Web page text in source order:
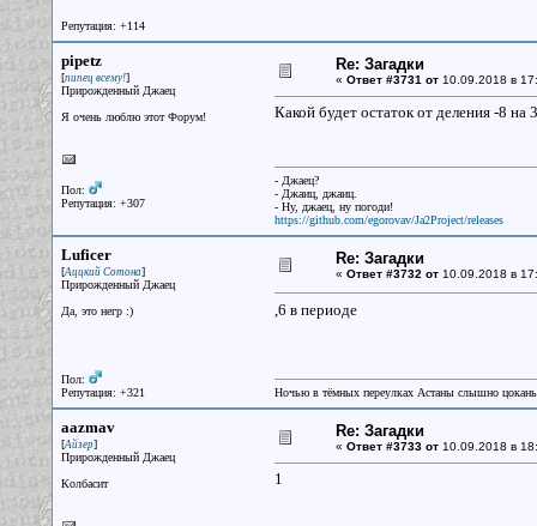
Репутация: +114
pipetz
[пипец всему!]
Прирожденный Джаец
Я очень люблю этот Форум!
Пол:
Репутация: +307
Re: Загадки
« Ответ #3731 от10.09.2018 в
Какой будет остаток от деления -8 на
- Джаец?
- Джаиц, джаиц.
- Ну, джаец, ну погоди!
https://github.com/egorovav/Ja2Project/releases
Luficer
[Аццкий Сотона]
Прирожденный Джаец
Да, это негр :)
Пол:
Репутация: +321
Re: Загадки
« Ответ #3732 от10.09.2018 в
,6 в периоде
Ночью в тёмных переулках Астаны слышно
aazmav
[Айзер]
Прирожденный Джаец
Колбасит
Re: Загадки
« Ответ #3733 от10.09.2018 в
1